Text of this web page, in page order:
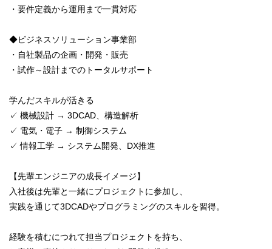
・要件定義から運用まで一貫対応
◆ビジネスソリューション事業部
・自社製品の企画・開発・販売
・試作～設計までのトータルサポート
学んだスキルが活きる
✓ 機械設計 → 3DCAD、構造解析
✓ 電気・電子 → 制御システム
✓ 情報工学 → システム開発、DX推進
【先輩エンジニアの成長イメージ】
入社後は先輩と一緒にプロジェクトに参加し、
実践を通じて3DCADやプログラミングのスキルを習得。
経験を積むにつれて担当プロジェクトを持ち、